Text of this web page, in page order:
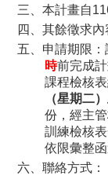
三、本計畫自
四、其餘徵求內
五、申請期限
時前完成
課程檢核
（星期二
份，經主
訓練檢核
依限彙整函
六、聯絡方式：